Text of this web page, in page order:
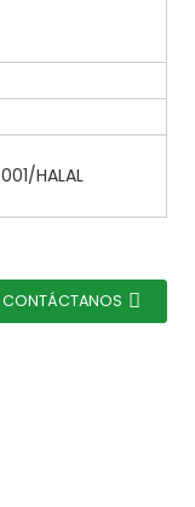
HALAL
CONTÁCTANOS